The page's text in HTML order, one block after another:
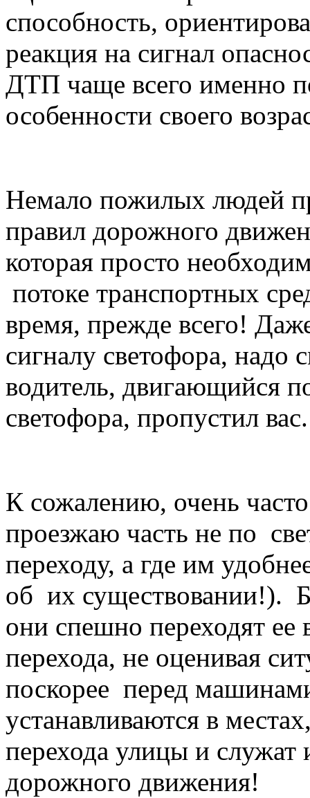
способность,
реакция на сигнал
ДТП чаще всего именно
особенности своего
Немало пожилых людей
правил дорожного
которая просто
потоке транспортных
время, прежде всего!
сигналу светофора, надо
водитель, двигающийся
светофора, пропустил вас.
К сожалению, очень
проезжаю часть не по
переходу, а где им
об их существовании!).
они спешно переходят ее
перехода, не оценивая
поскорее перед
устанавливаются в
перехода улицы и служат
дорожного движения!